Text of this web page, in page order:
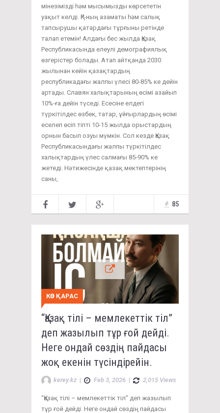
мінезімізді һәм мысымызды көрсететін
уақыт келді. ҚР-ның азаматы һәм салық
тапсырушы қатардағы тұрғыны ретінде
талап етемін! Алдағы бес жылда Қазақ
Республикасында елеулі демографиялық
өзгерістер болады. Атап айтқанда 2030
жылынан кейін қазақтардың
республикадағы жалпы үлесі 80-85% ке дейін
артады. Славян халықтарының өсімі азайып
10%-ға дейін түседі. Есесіне елдегі
түркітілдес өзбек, татар, ұйғырлардың өсімі
еселеп өсіп тіпті 10-15 жылда орыстардың
орнын басып озуы мүмкін. Сол кезде Қазақ
Республикасындағы жалпы түркітілдес
халықтардың үлес салмағы 85-90% ке
жетеді. Нәтижесінде қазақ мектептерінің
саны,
85
КӨЗ ҚАРАС
“Қазақ тілі – мемлекеттік тіл”
деп жазылып тұр ғой дейді.
Неге ондай сөздің пайдасы
жоқ екенін түсіндірейін.
kerey.kz | Feb 3, 2026 | 2,015 Views
“Қазақ тілі – мемлекеттік тіл” деп жазылып
тұр ғой дейді. Неге ондай сөздің пайдасы